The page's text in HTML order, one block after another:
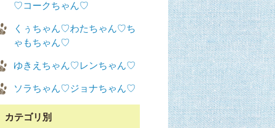
♡コークちゃん♡
くぅちゃん♡わたちゃん♡ち
ゃもちゃん♡
ゆきえちゃん♡レンちゃん♡
ソラちゃん♡ジョナちゃん♡
カテゴリ別